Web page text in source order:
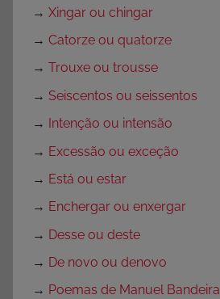
f
o
→ Xingar ou chingar
→ Catorze ou quatorze
→ Trouxe ou trousse
→ Seiscentos ou seissentos
→
Intenção ou intensão
→ Excessão ou exceção
→ Está ou estar
→ Enchergar ou enxergar
→ Desse ou deste
→ De novo ou denovo
→ Poemas de Manuel Bandeira